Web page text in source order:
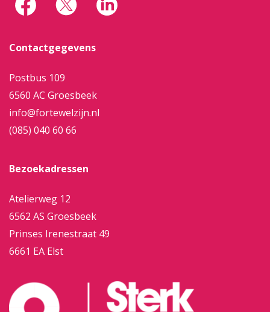
Contactgegevens
Postbus 109
6560 AC Groesbeek
info@fortewelzijn.nl
(085) 040 60 66
Bezoekadressen
Atelierweg 12
6562 AS Groesbeek
Prinses Irenestraat 49
6661 EA Elst